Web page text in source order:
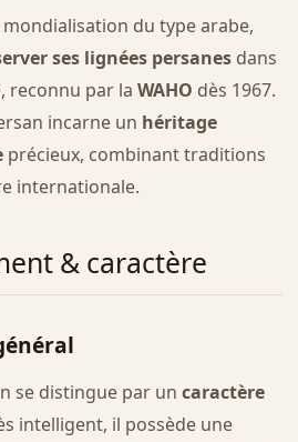
mondialisation du type arabe,
ses lignées persanesdans
reconnu par la WAHO dès 1967.
incarne un héritage
précieux, combinant traditions
internationale.
& caractère
se distingue par un caractère
intelligent, il possède une